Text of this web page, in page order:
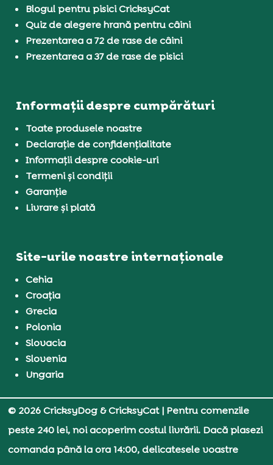
Blogul pentru pisici CricksyCat
Quiz de alegere hrană pentru câini
Prezentarea a 72 de rase de câini
Prezentarea a 37 de rase de pisici
Informații despre cumpărături
Toate produsele noastre
Declarație de confidențialitate
Informații despre cookie-uri
Termeni și condiții
Garanție
Livrare și plată
Site-urile noastre internaționale
Cehia
Croația
Grecia
Polonia
Slovacia
Slovenia
Ungaria
© 2026 CricksyDog & CricksyCat| Pentru comenzile
peste 240 lei, noi acoperim costul livrării. Dacă plasezi
comanda până la ora 14:00, delicatesele voastre